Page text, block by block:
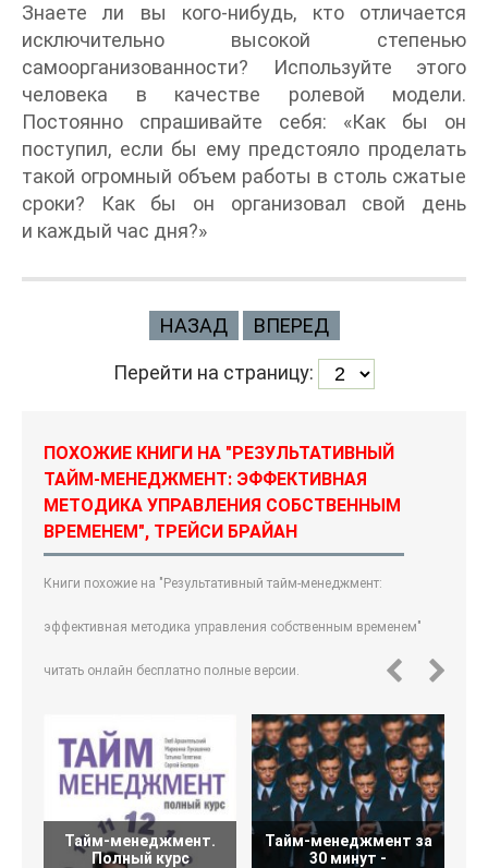
Знаете ли вы кого-нибудь, кто отличается
исключительно высокой степенью
самоорганизованности? Используйте этого
человека в качестве ролевой модели.
Постоянно спрашивайте себя: «Как бы он
поступил, если бы ему предстояло проделать
такой огромный объем работы в столь сжатые
сроки? Как бы он организовал свой день
и каждый час дня?»
НАЗАД ВПЕРЕД
Перейти на страницу:
ПОХОЖИЕ КНИГИ НА "РЕЗУЛЬТАТИВНЫЙ
ТАЙМ-МЕНЕДЖМЕНТ: ЭФФЕКТИВНАЯ
МЕТОДИКА УПРАВЛЕНИЯ СОБСТВЕННЫМ
ВРЕМЕНЕМ", ТРЕЙСИ БРАЙАН
Книги похожие на "Результативный тайм-менеджмент:
эффективная методика управления собственным временем"
читать онлайн бесплатно полные версии.
Тайм-менеджмент.
Полный курс
Тайм-менеджмент за
30 минут -